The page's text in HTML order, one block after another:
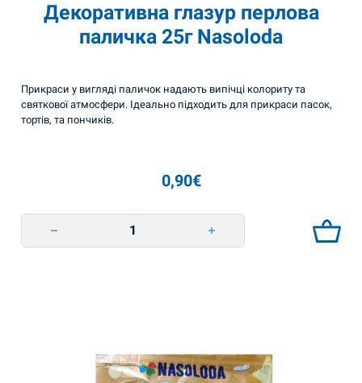
Декоративна глазур перлова
паличка 25г Nasoloda
Прикраси у вигляді паличок надають випічці колориту та
святкової атмосфери. Ідеально підходить для прикраси пасок,
тортів, та пончиків.
0,90€
Декоративна глазур перлова паличка 25г Nasoloda quantity